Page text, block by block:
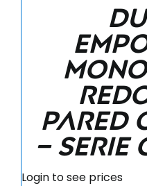
pared
– Serie
Login to see prices